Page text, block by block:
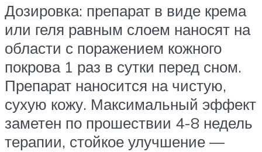
Дозировка: препарат в виде крема
или геля равным слоем наносят на
области с поражением кожного
покрова 1 раз в сутки перед сном.
Препарат наносится на чистую,
сухую кожу. Максимальный эффект
заметен по прошествии 4-8 недель
терапии, стойкое улучшение —